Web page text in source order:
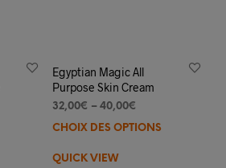
Egyptian Magic All
Purpose Skin Cream
32,00€ – 40,00€
CHOIX DES OPTIONS
QUICK VIEW